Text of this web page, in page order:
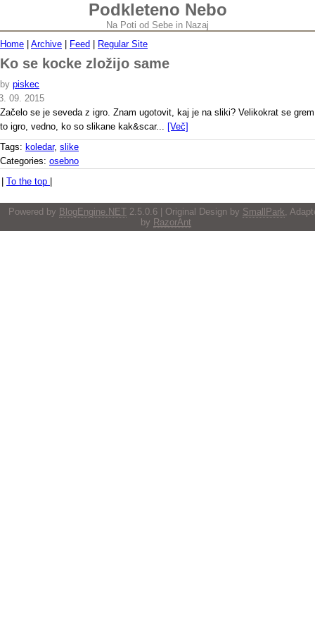
Podkleteno Nebo
Na Poti od Sebe in Nazaj
Home
Archive Feed Regular Site
Ko se kocke zložijo same
by piskec
09. 2015
Začelo se je seveda z igro. Znam ugotovit, kaj je na sliki? Velikokrat se grem
to igro, vedno, ko so slikane kak&scar... [Več]
Tags: koledar, slike
Categories: osebno
To the top
Powered by BlogEngine.NET 2.5.0.6 | Original Design by SmallPark,
by RazorAnt